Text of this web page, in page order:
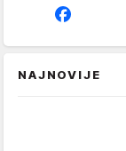
NAJNOVIJE